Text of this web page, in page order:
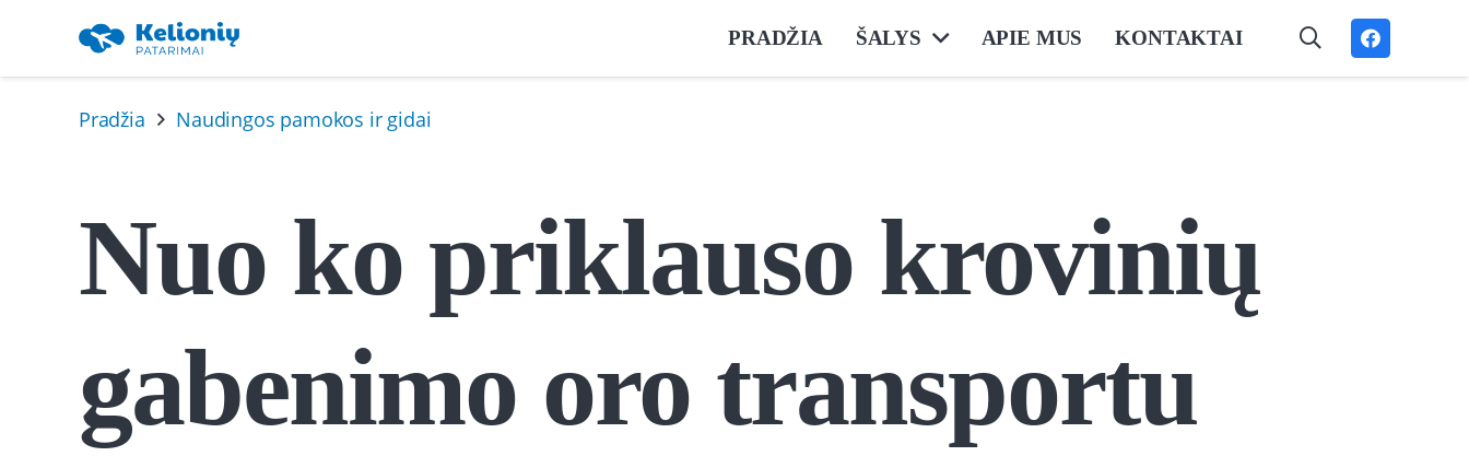
PRADŽIA ŠALYS APIE MUS KONTAKTAI
Pradžia Naudingos pamokos ir gidai
Nuo ko priklauso krovinių
gabenimo oro transportu